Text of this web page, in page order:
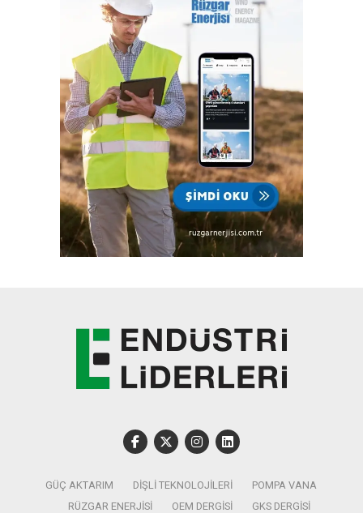
GÜÇ AKTARIM DIŞLI TEKNOLOJILERI
POMPA VANA
RÜZGAR ENERJISI
OEM DERGISI GKS DERGISI